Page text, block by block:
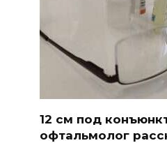
12 см под
офтальмолог